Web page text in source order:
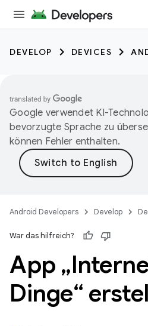
DEVELOP DEVICES
Google verwendet KI-
bevorzugte Sprache zu
können Fehler enthalten.
Android Developers Develop
War das hilfreich?
App
Dinge“